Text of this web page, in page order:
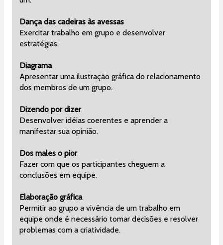
Dança das cadeiras às avessas
Exercitar trabalho em grupo e desenvolver
estratégias.
Diagrama
Apresentar uma ilustração gráfica do relacionamento
dos membros de um grupo.
Dizendo por dizer
Desenvolver idéias coerentes e aprender a
manifestar sua opinião.
Dos males o pior
Fazer com que os participantes cheguem a
conclusões em equipe.
Elaboração gráfica
Permitir ao grupo a vivência de um trabalho em
equipe onde é necessário tomar decisões e resolver
problemas com a criatividade.